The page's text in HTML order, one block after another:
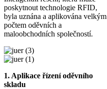
poskytnout technologie RFID,
byla uznána a aplikována velkým
počtem oděvních a
maloobchodních společností.
1. Aplikace řízení oděvního
skladu